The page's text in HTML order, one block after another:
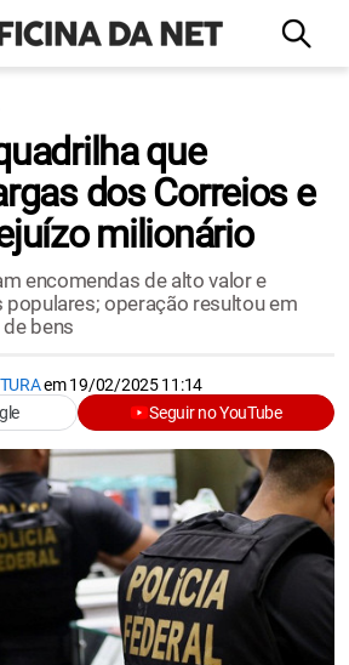
que
dos Correios e
milionário
encomendas de alto valor e
populares; operação resultou em
bens
em19/02/2025 11:14
Seguir no YouTube